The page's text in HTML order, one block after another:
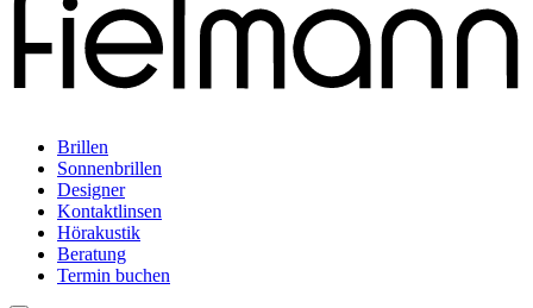
Brillen
Sonnenbrillen
Designer
Kontaktlinsen
Hörakustik
Beratung
Termin buchen